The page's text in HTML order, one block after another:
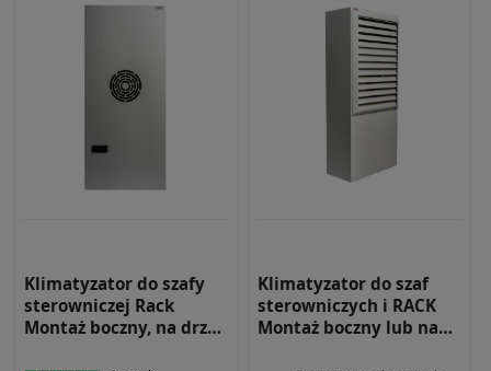
Klimatyzator do szafy
sterowniczej Rack
Montaż boczny, na drzwi
Klimatyzator do szaf
sterowniczych i RACK
Montaż boczny lub na